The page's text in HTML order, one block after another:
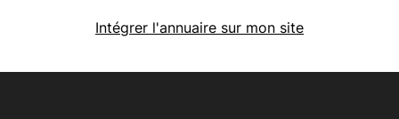
Intégrer l'annuaire sur mon site